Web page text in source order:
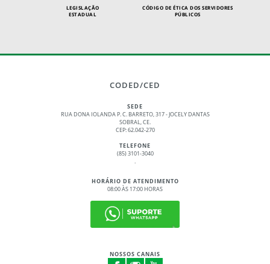
LEGISLAÇÃO
ESTADUAL
CÓDIGO DE ÉTICA DOS SERVIDORES
PÚBLICOS
CODED/CED
SEDE
RUA DONA IOLANDA P. C. BARRETO, 317 - JOCELY DANTAS
SOBRAL, CE.
CEP: 62.042-270
TELEFONE
(85) 3101-3040
.
HORÁRIO DE ATENDIMENTO
08:00 ÀS 17:00 HORAS
NOSSOS CANAIS